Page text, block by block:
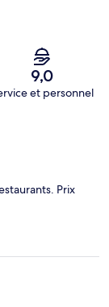
9,0
et personnel
Prix